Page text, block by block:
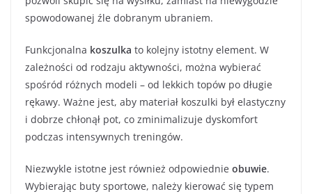
spowodowanej źle dobranym ubraniem.
Funkcjonalna koszulka to kolejny istotny element. W
zależności od rodzaju aktywności, można wybierać
spośród różnych modeli – od lekkich topów po długie
rękawy. Ważne jest, aby materiał koszulki był elastyczny
i dobrze chłonął pot, co zminimalizuje dyskomfort
podczas intensywnych treningów.
Niezwykle istotne jest również odpowiednie obuwie.
Wybierając buty sportowe, należy kierować się typem